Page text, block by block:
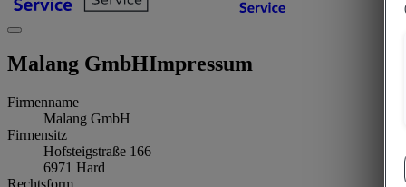
Malang GmbHImpressum
Firmenname
Malang GmbH
Firmensitz
Hofsteigstraße 166
6971 Hard
Rechtsform